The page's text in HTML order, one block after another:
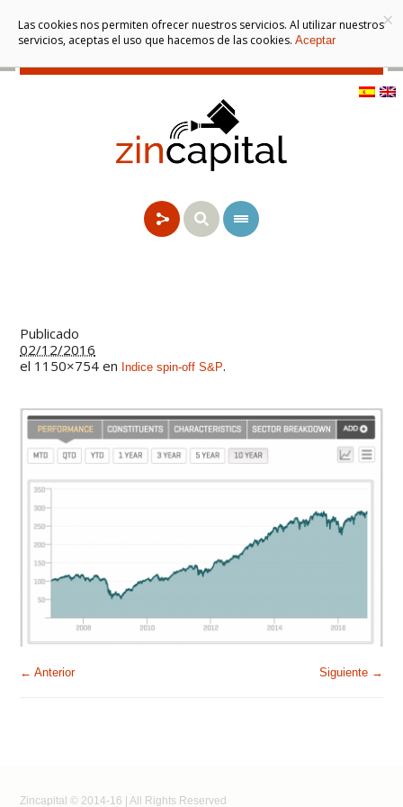
Publicado
02/12/2016
el 1150×754 en Indice spin-off S&P.
← Anterior Siguiente →
Zincapital © 2014-16 | All Rights Reserved
×
Las cookies nos permiten ofrecer nuestros servicios. Al utilizar nuestros
servicios, aceptas el uso que hacemos de las cookies. Aceptar